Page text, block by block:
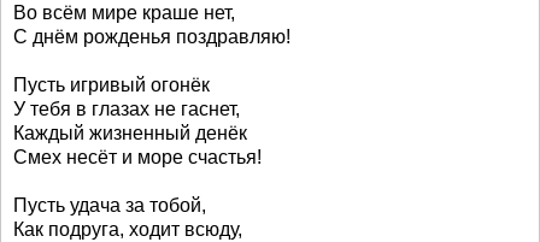
Во всём мире краше нет,
С днём рожденья поздравляю!
Пусть игривый огонёк
У тебя в глазах не гаснет,
Каждый жизненный денёк
Смех несёт и море счастья!
Пусть удача за тобой,
Как подруга, ходит всюду,